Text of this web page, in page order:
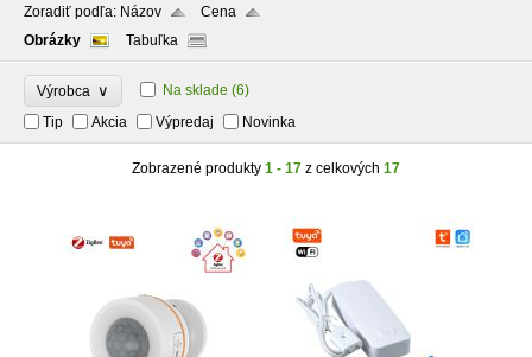
Zoradiť podľa: Názov
Cena
Obrázky
Tabuľka
Výrobca ∨ Na sklade (6)
Tip
Akcia Výpredaj Novinka
Zobrazené produkty 1 - 17 z celkových 17